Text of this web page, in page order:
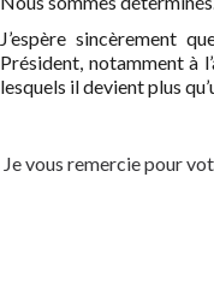
J’espère sincèrement
Président, notamment à
lesquels il devient plus
Je vous remercie pour